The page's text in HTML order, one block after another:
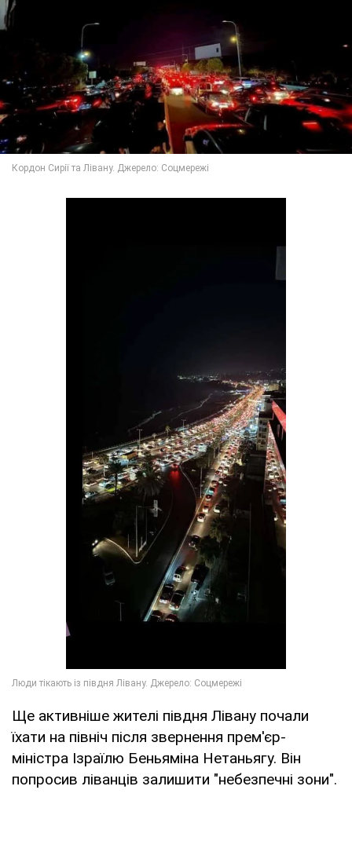
Ще активніше жителі півдня Лівану почали
їхати на північ після звернення прем'єр-
міністра Ізраїлю Беньяміна Нетаньягу. Він
попросив ліванців залишити "небезпечні зони".